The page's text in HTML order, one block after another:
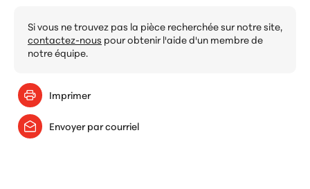
Si vous ne trouvez pas la pièce recherchée sur notre site,
contactez-nous pour obtenir l'aide d'un membre de
notre équipe.
Imprimer
Envoyer par courriel